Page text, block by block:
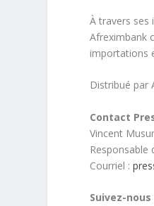
À travers ses
Afreximbank
importations
Distribué par
Contact
Vincent
Courriel :
Suivez-nous